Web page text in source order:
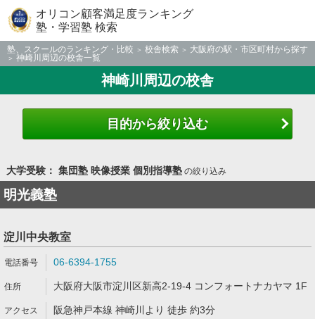
オリコン顧客満足度ランキング
塾・学習塾 検索
塾、スクールのランキング・比較 校舎検索
大阪府の駅・市区町村から探す
神崎川周辺の校舎一覧
神崎川周辺の校舎
目的から絞り込む
大学受験： 集団塾 映像授業 個別指導塾の絞り込み
明光義塾
淀川中央教室
06-6394-1755
大阪府大阪市淀川区新高2-19-4 コンフォートナカヤマ 1F
阪急神戸本線 神崎川より 徒歩 約3分